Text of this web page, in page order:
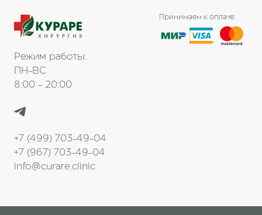
Режим работы:
ПН-ВС
8:00 - 20:00
+7 (499) 703-49-04
+7 (967) 703-49-04
info@curare.clinic
Принимаем к оплате: